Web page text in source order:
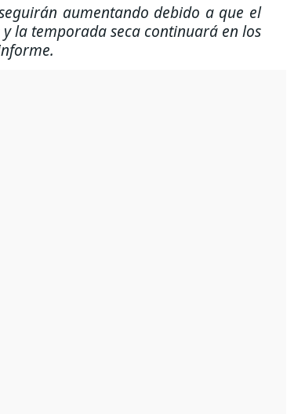
aumentando debido a que el
la temporada seca continuará en los